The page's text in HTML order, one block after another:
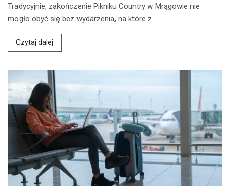
Tradycyjnie, zakończenie Pikniku Country w Mrągowie nie
mogło obyć się bez wydarzenia, na które z…
Czytaj dalej